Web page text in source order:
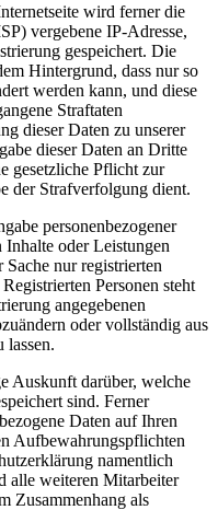
wird ferner die
vergebene IP-Adresse,
gespeichert. Die
Hintergrund, dass nur so
werden kann, und diese
Straftaten
dieser Daten zu unserer
dieser Daten an Dritte
gesetzliche Pflicht zur
der Strafverfolgung dient.
personenbezogener
Inhalte oder Leistungen
nur registrierten
Personen steht
angegebenen
oder vollständig aus
lassen.
Auskunft darüber, welche
sind. Ferner
Daten auf Ihren
Aufbewahrungspflichten
namentlich
alle weiteren Mitarbeiter
Zusammenhang als